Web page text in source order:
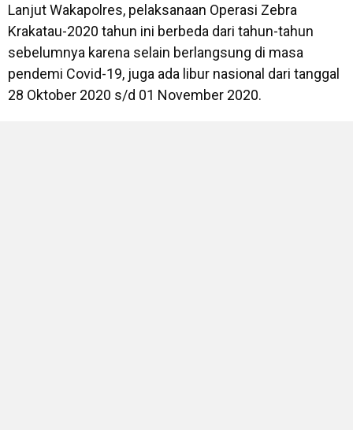
Lanjut Wakapolres, pelaksanaan Operasi Zebra
Krakatau-2020 tahun ini berbeda dari tahun-tahun
sebelumnya karena selain berlangsung di masa
pendemi Covid-19, juga ada libur nasional dari tanggal
28 Oktober 2020 s/d 01 November 2020.